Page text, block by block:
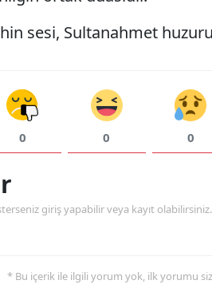
sesi, Sultanahmet
0 0 0
giriş yapabilir veya kayıt olabilirsiniz.
* Bu içerik ile ilgili yorum yok, ilk yorumu siz